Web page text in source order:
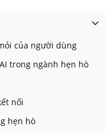
của người dùng
trong ngành hẹn hò
nối
hẹn hò